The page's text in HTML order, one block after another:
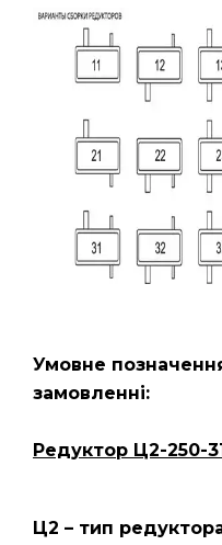
Умовне
замовленні:
Редуктор Ц2-250-
Ц2 – тип